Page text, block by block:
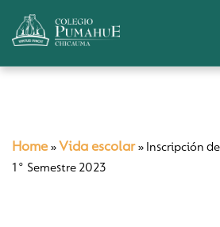
Home » Vida escolar» Inscripción
1° Semestre 2023